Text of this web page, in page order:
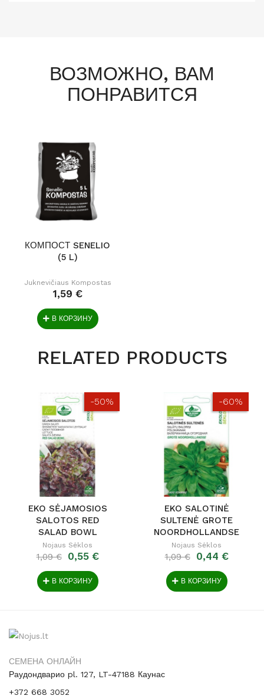
ВОЗМОЖНО, ВАМ
ПОНРАВИТСЯ
КОМПОСТ SENELIO
(5 L)
Juknevičiaus Kompostas
1,59 €
В КОРЗИНУ
RELATED PRODUCTS
-50%
EKO SĖJAMOSIOS
SALOTOS RED
SALAD BOWL
Nojaus Sėklos
1,09 € 0,55 €
В КОРЗИНУ
-60%
EKO SALOTINĖ
SULTENĖ GROTE
NOORDHOLLANDSE
Nojaus Sėklos
1,09 € 0,44 €
В КОРЗИНУ
СЕМЕНА ОНЛАЙН
Раудондварио pl. 127, LT-47188 Каунас
+372 668 3052